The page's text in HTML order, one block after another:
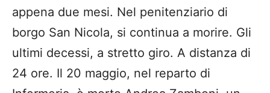
appena due mesi. Nel penitenziario di
borgo San Nicola, si continua a morire. Gli
ultimi decessi, a stretto giro. A distanza di
24 ore. Il 20 maggio, nel reparto di